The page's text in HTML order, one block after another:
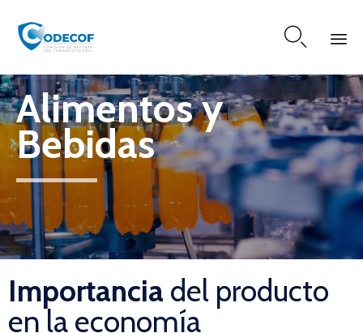

Skip
to
content
Alimentos y
Bebidas
Importancia del producto
en la economía